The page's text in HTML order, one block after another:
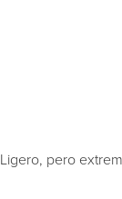
Ligero, pero